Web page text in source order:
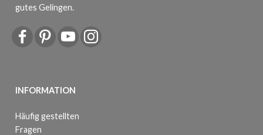
gutes Gelingen.
INFORMATION
Häufig gestellten
Fragen